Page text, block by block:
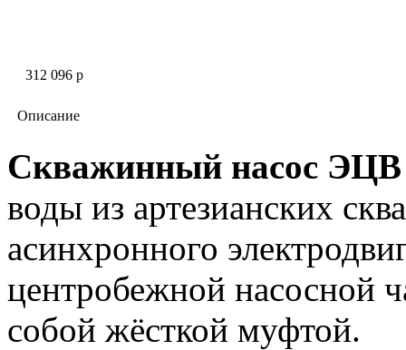
312 096 p
Описание
Скважинный насос ЭЦВ
воды из артезианских
асинхронного
центробежной наcосной
собой жёсткой муфтой.